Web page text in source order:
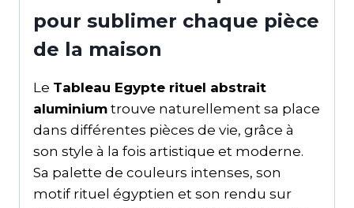
pour sublimer chaque pièce
de la maison
Le Tableau Egypte rituel abstrait
aluminium trouve naturellement sa place
dans différentes pièces de vie, grâce à
son style à la fois artistique et moderne.
Sa palette de couleurs intenses, son
motif rituel égyptien et son rendu sur